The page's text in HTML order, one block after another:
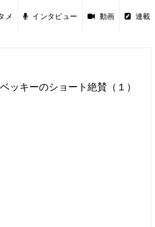
メ インタビュー 動画 連載
ッキーのショート絶賛（１）